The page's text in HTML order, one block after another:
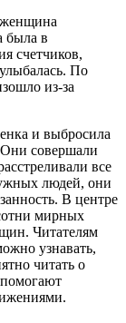
женщина
была в
счетчиков,
По
из-за
и выбросила
совершали
все
людей, они
В центре
мирных
Читателям
узнавать,
читать о